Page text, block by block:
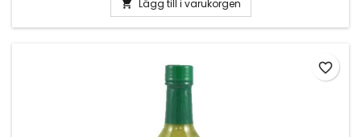
grönsakerna och de finaste ingredienserna.
 Lägg till i varukorgen
favorite_border